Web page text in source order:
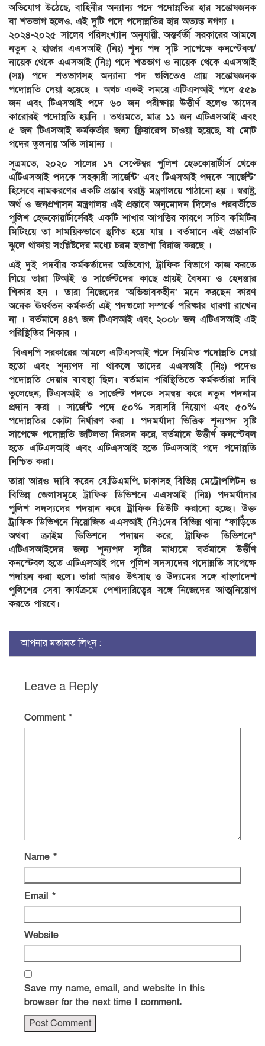
অভিযোগ উঠেছে, বাহিনীর অন্যান্য পদে পদোন্নতির হার সন্তোষজনক
বা শতভাগ হলেও, এই দুটি পদে পদোন্নতির হার অত্যন্ত নগণ্য ।
‎২০২৪-২০২৫ সালের পরিসংখ্যান অনুযায়ী, অন্তর্বর্তী সরকারের আমলে
নতুন ২ হাজার এএসআই (নিঃ) শূন্য পদ সৃষ্টি সাপেক্ষে কনস্টেবল/
নায়েক থেকে এএসআই (নিঃ) পদে শতভাগ ও নায়েক থেকে এএসআই
(সঃ) পদে শতভাগসহ অন্যান্য পদ গুলিতেও প্রায় সন্তোষজনক
পদোন্নতি দেয়া হয়েছে । অথচ একই সময়ে এটিএসআই পদে ৫৫৯
জন এবং টিএসআই পদে ৬০ জন পরীক্ষায় উত্তীর্ণ হলেও তাদের
কারোরই পদোন্নতি হয়নি । তথ্যমতে, মাত্র ১১ জন এটিএসআই এবং
৫ জন টিএসআই কর্মকর্তার জন্য ক্লিয়ারেন্স চাওয়া হয়েছে, যা মোট
পদের তুলনায় অতি সামান্য ।
‎সূত্রমতে, ২০২০ সালের ১৭ সেপ্টেম্বর পুলিশ হেডকোয়ার্টার্স থেকে
এটিএসআই পদকে ‘সহকারী সার্জেন্ট’ এবং টিএসআই পদকে ‘সার্জেন্ট’
হিসেবে নামকরণের একটি প্রস্তাব স্বরাষ্ট্র মন্ত্রণালয়ে পাঠানো হয় । স্বরাষ্ট্র,
অর্থ ও জনপ্রশাসন মন্ত্রণালয় এই প্রস্তাবে অনুমোদন দিলেও পরবর্তীতে
পুলিশ হেডকোয়ার্টার্সেরই একটি শাখার আপত্তির কারণে সচিব কমিটির
মিটিংয়ে তা সাময়িকভাবে স্থগিত হয়ে যায় । বর্তমানে এই প্রস্তাবটি
ঝুলে থাকায় সংশ্লিষ্টদের মধ্যে চরম হতাশা বিরাজ করছে ।
‎এই দুই পদবীর কর্মকর্তাদের অভিযোগ, ট্রাফিক বিভাগে কাজ করতে
গিয়ে তারা টিআই ও সার্জেন্টদের কাছে প্রায়ই বৈষম্য ও হেনস্তার
শিকার হন । তারা নিজেদের ‘অভিভাবকহীন’ মনে করছেন কারণ
অনেক ঊর্ধ্বতন কর্মকর্তা এই পদগুলো সম্পর্কে পরিষ্কার ধারণা রাখেন
না । বর্তমানে ৪৪৭ জন টিএসআই এবং ২০০৮ জন এটিএসআই এই
পরিস্থিতির শিকার ।
‎ বিএনপি সরকারের আমলে এটিএসআই পদে নিয়মিত পদোন্নতি দেয়া
হতো এবং শূন্যপদ না থাকলে তাদের এএসআই (নিঃ) পদেও
পদোন্নতি দেয়ার ব্যবস্থা ছিল। বর্তমান পরিস্থিতিতে কর্মকর্তারা দাবি
তুলেছেন, টিএসআই ও সার্জেন্ট পদকে সমন্বয় করে নতুন পদনাম
প্রদান করা । সার্জেন্ট পদে ৫০% সরাসরি নিয়োগ এবং ৫০%
পদোন্নতির কোটা নির্ধারণ করা । পদমর্যাদা ভিত্তিক শূন্যপদ সৃষ্টি
সাপেক্ষে পদোন্নতি জটিলতা নিরসন করে, বর্তমানে উত্তীর্ণ কনস্টেবল
হতে এটিএসআই এবং এটিএসআই হতে টিএসআই পদে পদোন্নতি
নিশ্চিত করা।
‎তারা আরও দাবি করেন যে,ডিএমপি, ঢাকাসহ বিভিন্ন মেট্রোপলিটন ও
বিভিন্ন জেলাসমূহে ট্রাফিক ডিভিশনে এএসআই (নিঃ) পদমর্যাদার
পুলিশ সদস্যদের পদয়ান করে ট্রাফিক ডিউটি করানো হচ্ছে। উক্ত
ট্রাফিক ডিভিশনে নিয়োজিত এএসআই (নি:)দের বিভিন্ন থানা *ফাড়িঁতে
অথবা ক্রাইম ডিভিশনে পদায়ন করে, ট্রাফিক ডিভিশনে*
এটিএসআইদের জন্য শূন্যপদ সৃষ্টির মাধ্যমে বর্তমানে উর্ত্তীণ
কনস্টেবল হতে এটিএসআই পদে পুলিশ সদস্যদের পদোন্নতি সাপেক্ষে
পদায়ন করা হলে। তারা আরও উৎসাহ ও উদ্যমের সঙ্গে বাংলাদেশ
পুলিশের সেবা কার্যক্রমে পেশাদারিত্বের সঙ্গে নিজেদের আত্মনিয়োগ
করতে পারবে।
আপনার মতামত লিখুন :
Leave a Reply
Comment *
Name *
Email *
Website
Save my name, email, and website in this
browser for the next time I comment.